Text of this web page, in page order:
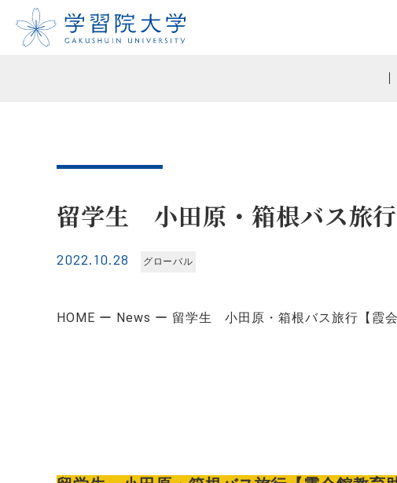
留学生 小田原・箱根バス旅行
2022.10.28 グローバル
HOME News 留学生 小田原・箱根バス旅行【霞会